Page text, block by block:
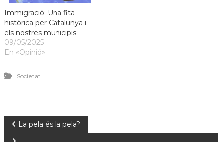
Immigració: Una fita
històrica per Catalunya i
els nostres municipis
09/05/2025
En «Opinió»
Societat
La pela és la pela?